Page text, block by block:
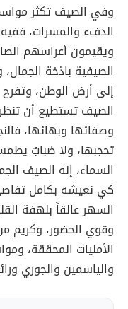
وفي الصيف تكثر مواسم
الدفء والمسرات،
ويقيمون أعراسهم
الصيفية باذخة
إلى أرض الوطن،
الصيف تستطيع أن
وصفائها وبهائها،
تحجبها، ولا ضبابٌ
السماء، إنه الصيف
كي نعيشه بكامل
السهر عالقاً بلهفة
وقوي الحضور، وكريم
الأمنيات المحققة،
والياسمين والجوري